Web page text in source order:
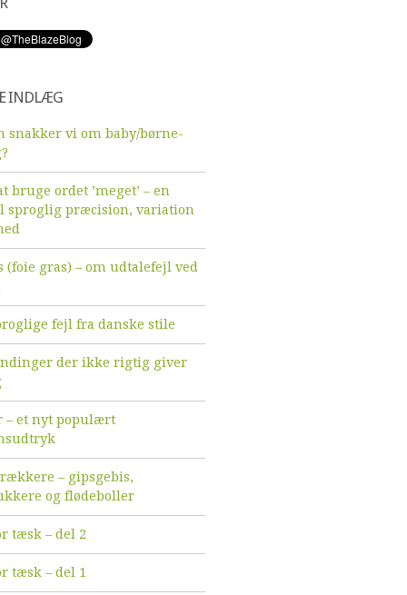
INDLÆG
snakker vi om baby/børne-
bruge ordet ’meget’ – en
sproglig præcision, variation
(foie gras) – om udtalefejl ved
fejl fra danske stile
der ikke rigtig giver
– et nyt populært
– gipsgebis,
og flødeboller
tæsk – del 2
tæsk – del 1